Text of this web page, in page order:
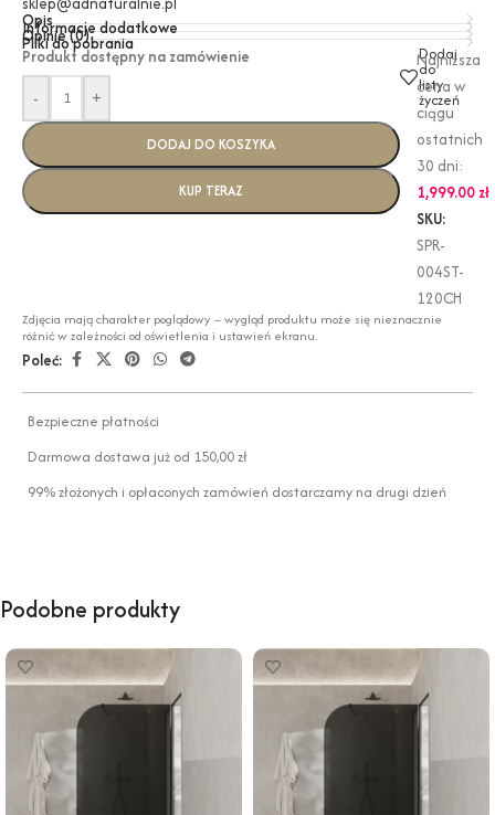
Opis
Informacje dodatkowe
Opinie (0)
Pliki do pobrania
Produkt dostępny na zamówienie
-
+
DODAJ DO KOSZYKA
KUP TERAZ
Dodaj
do
listy
życzeń
Najniższa
cena w
ciągu
ostatnich
30 dni:
1,999.00 zł
SKU:
SPR-
004ST-
120CH
Zdjęcia mają charakter poglądowy – wygląd produktu może się nieznacznie
różnić w zależności od oświetlenia i ustawień ekranu.
Poleć:
Bezpieczne płatności
Darmowa dostawa już od 150,00 zł
99% złożonych i opłaconych zamówień dostarczamy na drugi dzień
Podobne produkty